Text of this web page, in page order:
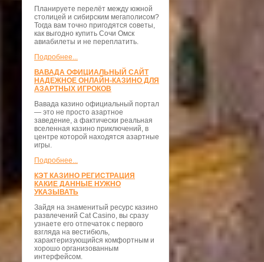
Планируете перелёт между южной
столицей и сибирским мегаполисом?
Тогда вам точно пригодятся советы,
как выгодно купить Сочи Омск
авиабилеты и не переплатить.
Подробнее...
ВАВАДА ОФИЦИАЛЬНЫЙ САЙТ
НАДЕЖНОЕ ОНЛАЙН-КАЗИНО ДЛЯ
АЗАРТНЫХ ИГРОКОВ
Вавада казино официальный портал
— это не просто азартное
заведение, а фактически реальная
вселенная казино приключений, в
центре которой находятся азартные
игры.
Подробнее...
КЭТ КАЗИНО РЕГИСТРАЦИЯ
КАКИЕ ДАННЫЕ НУЖНО
УКАЗЫВАТЬ
Зайдя на знаменитый ресурс казино
развлечений Cat Casino, вы сразу
узнаете его отпечаток с первого
взгляда на вестибюль,
характеризующийся комфортным и
хорошо организованным
интерфейсом.